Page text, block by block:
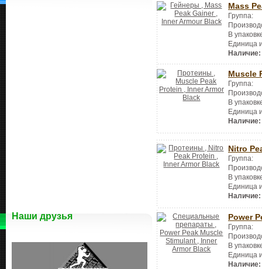
Наши друзья
Mass
Группа:
В
Единица
Наличие:
Muscle
Группа:
В
Единица
Наличие:
Nitro
Группа:
В
Единица
Наличие:
Power
Группа:
В
Единица
Наличие: